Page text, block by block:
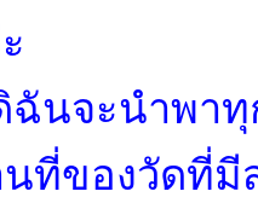
ฉันจะนำพาทุ
ที่ของวัดที่มี